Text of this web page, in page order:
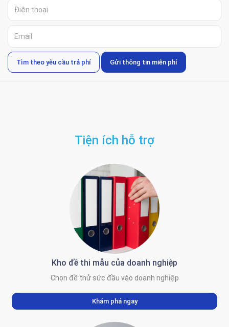
Tìm theo yêu cầu trả phí Gửi thông tin miễn phí
Tiện ích hỗ trợ
Kho đề thi mẫu của doanh nghiệp
Chọn đề thử sức đầu vào doanh nghiệp
Khám phá ngay